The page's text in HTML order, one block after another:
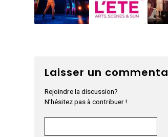
Laisser un
Rejoindre la discussion?
N’hésitez pas à contribuer !